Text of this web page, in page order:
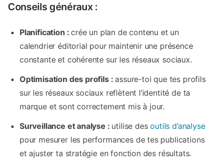
Conseils généraux :
Planification :crée un plan de contenu et un
calendrier éditorial pour maintenir une présence
constante et cohérente sur les réseaux sociaux.
Optimisation des profils :assure-toi que tes profils
sur les réseaux sociaux reflètent l’identité de ta
marque et sont correctement mis à jour.
Surveillance et analyse : utilise desoutils d’analyse
pour mesurer les performances de tes publications
et ajuster ta stratégie en fonction des résultats.